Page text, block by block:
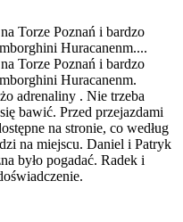
Torze Poznań i bardzo
Huracanenm....
Torze Poznań i bardzo
Huracanenm.
adrenaliny . Nie trzeba
bawić. Przed przejazdami
na stronie, co według
na miejscu. Daniel i Patryk
było pogadać. Radek i